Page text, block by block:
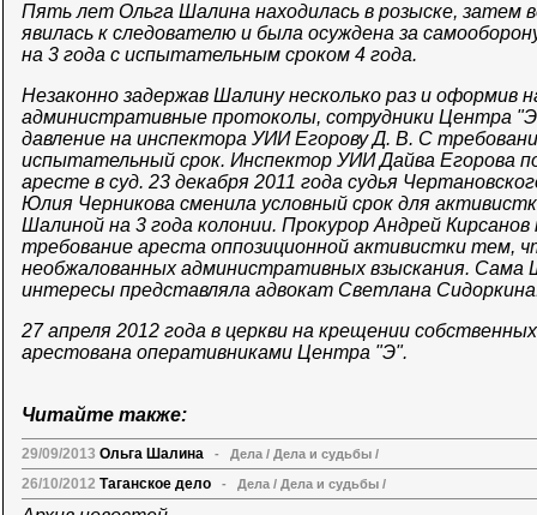
Пять лет Ольга Шалина находилась в розыске, затем
явилась к следователю и была осуждена за
на 3 года с испытательным сроком 4 года.
Незаконно задержав Шалину несколько раз и оформив
административные протоколы, сотрудники Центра
давление на инспектора УИИ Егорову Д. В. С
испытательный срок. Инспектор УИИ Дайва Егорова
аресте в суд. 23 декабря 2011 года судья
Юлия Черникова сменила условный срок для
Шалиной на 3 года колонии. Прокурор Андрей
требование ареста оппозиционной активистки тем,
необжалованных административных взыскания. Сама
интересы представляла адвокат Светлана
27 апреля 2012 года в церкви на крещении
арестована оперативниками Центра "Э".
Читайте также:
29/09/2013 Ольга Шалина - Дела / Дела и судьбы /
26/10/2012 Таганское дело - Дела / Дела и судьбы /